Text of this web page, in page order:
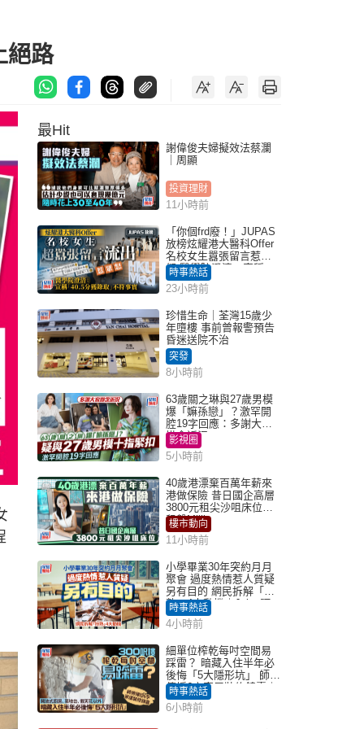
絕路
最Hit
謝偉俊夫婦擬效法蔡瀾
｜周顯
投資理財
11小時前
「你個frd廢！」JUPAS
放榜炫耀港大醫科Offer
名校女生囂張留言惹眾
怒 醫學院澄清：宣稱
「40.5分獲錄取」不符事
實｜Juicy叮
時事熱話
23小時前
珍惜生命｜荃灣15歲少
年墮樓 事前曾報警預告
昏迷送院不治
突發
8小時前
63歲關之琳與27歲男模
爆「嫲孫戀」？激罕開
腔19字回應：多謝大家
掛念近況
影視圈
5小時前
40歲港漂棄百萬年薪來
港做保險 昔日國企高層
3800元租尖沙咀床位｜
租盤Million
樓市動向
11小時前
小學畢業30年突約月月
聚會 過度熱情惹人質疑
另有目的 網民拆解「扮
熟」4大動機｜Juicy叮
時事熱話
4小時前
細單位榨乾每吋空間易
踩雷？ 暗藏入住半年必
後悔「5大隱形坑」 師傅
傳授6字家居裝修錦囊｜
Juicy叮
時事熱話
6小時前